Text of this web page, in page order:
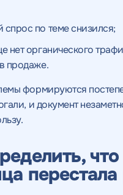
спрос по теме снизился;
нет органического
продаже.
формируются
и документ
что
перестала